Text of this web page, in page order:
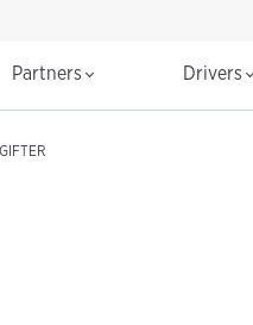
Partners Drivers